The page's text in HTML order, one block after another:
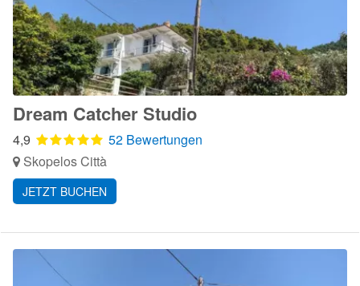
Dream Catcher Studio
4,9
52 Bewertungen
Skopelos Città
JETZT BUCHEN